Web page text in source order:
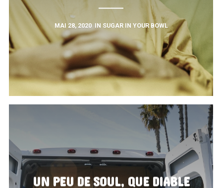
MAI 28, 2020 IN SUGAR IN YOUR BOWL
UN PEU DE SOUL, QUE DIABLE